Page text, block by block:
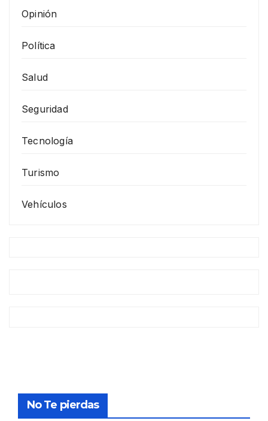
Opinión
Política
Salud
Seguridad
Tecnología
Turismo
Vehículos
No Te pierdas